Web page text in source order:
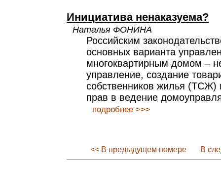
Инициатива ненаказуема?
Наталья ФОНИНА
Российским
основных варианта
многоквартирным домом –
управление, создание
собственников жилья (ТСЖ)
прав в ведение
подробнее >>>
<< В предыдущем номере В